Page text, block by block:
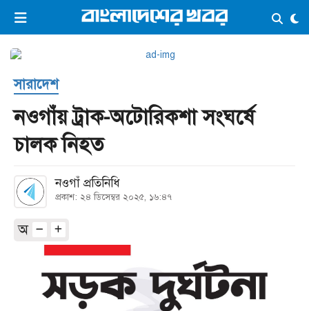
ভিডিও ই-পেপার লগইন ×
প্রচ্ছদ
সর্বশেষ
সব বিভাগ
কনভার্টার
সারাদেশ
নওগাঁয় ট্রাক-অটোরিকশা সংঘর্ষে
চালক নিহত
নওগাঁ প্রতিনিধি
প্রকাশ: ২৪ ডিসেম্বর ২০২৫, ১৬:৪৭
অ